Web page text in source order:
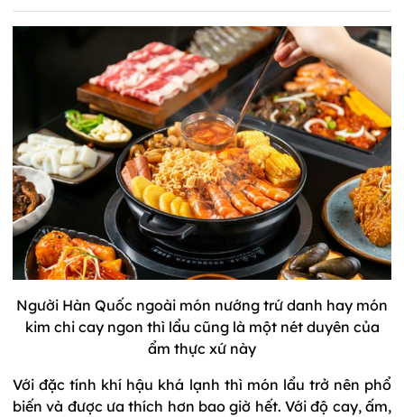
Người Hàn Quốc ngoài món nướng trứ danh hay món
kim chi cay ngon thì lẩu cũng là một nét duyên của
ẩm thực xứ này
Với đặc tính khí hậu khá lạnh thì món lẩu trở nên phổ
biến và được ưa thích hơn bao giờ hết. Với độ cay, ấm,